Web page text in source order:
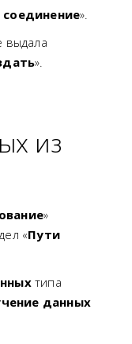
».
выдала
».
из
»
«Пути
типа
данных